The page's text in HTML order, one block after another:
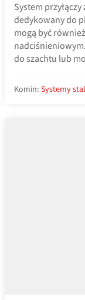
System przyłączy
dedykowany do
mogą być
do szachtu lub
Komin: Systemy